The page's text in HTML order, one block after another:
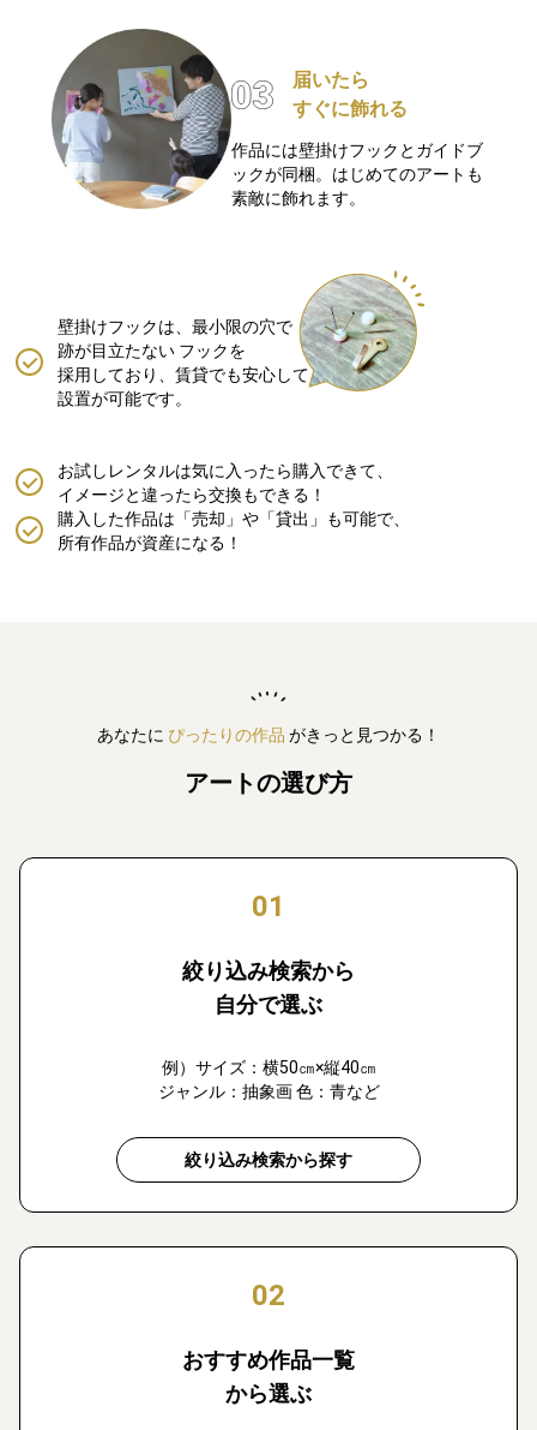
届いたら
すぐに飾れる
作品には壁掛けフックとガイドブ
ックが同梱。はじめてのアートも
素敵に飾れます。
壁掛けフックは、最小限の穴で
跡が目立たない フックを
採用しており、賃貸でも安心して
設置が可能です。
購入した作品は「売却」や「貸出」も可能で、
所有作品が資産になる！
お試しレンタルは気に入ったら購入できて、
イメージと違ったら交換もできる！
あなたに ぴったりの作品 がきっと見つかる！
アートの選び方
01
絞り込み検索から
自分で選ぶ
例）サイズ：横50㎝×縦40㎝
ジャンル：抽象画 色：青など
絞り込み検索から探す
02
おすすめ作品一覧
から選ぶ